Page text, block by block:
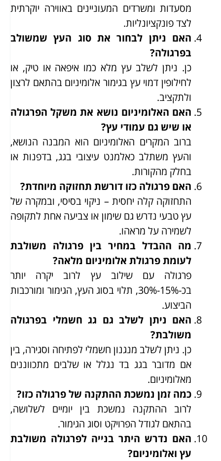
מסעדות ומשרדים המעוניינים באווירה יוקרתית
לצד פונקציונליות.
האם ניתן לבחור את סוג העץ שמשולב
בפרגולה?
כן. ניתן לשלב עץ מלא כמו איפאה או טיק, או
לחילופין דמוי עץ בגימור אלומיניום בהתאם לרצון
ולתקציב.
האם האלומיניום נושא את משקל הפרגולה
או שיש גם עמודי עץ?
ברוב המקרים האלומיניום הוא המבנה הנושא,
והעץ משתלב כאלמנט עיצובי בגג, בדפנות או
בחלק מהקורות.
האם פרגולה כזו דורשת תחזוקה מיוחדת?
התחזוקה קלה יחסית – ניקוי בסיסי, ובמקרה של
עץ טבעי נדרש גם שימון או צביעה אחת לתקופה
לשמירה על מראהו.
מה ההבדל במחיר בין פרגולה משולבת
לעומת פרגולת אלומיניום מלאה?
פרגולה עם שילוב עץ לרוב יקרה יותר
בכ-15%-30%, תלוי בסוג העץ, הגימור ומורכבות
הביצוע.
האם ניתן לשלב גם גג חשמלי בפרגולה
משולבת?
כן. ניתן לשלב מנגנון חשמלי לפתיחה וסגירה, בין
אם מדובר בגג בד נגלל או שלבים מתכווננים
מאלומיניום.
כמה זמן נמשכת ההתקנה של פרגולה כזו?
לרוב ההתקנה נמשכת בין יומיים לשלושה,
בהתאם לגודל הפרויקט וסוג הגימור.
האם נדרש היתר בנייה לפרגולה משולבת
עץ ואלומיניום?